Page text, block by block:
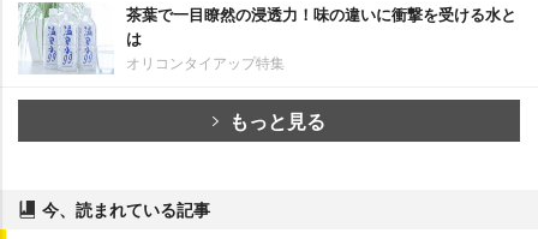
茶葉で一目瞭然の浸透力！味の違いに衝撃を受ける水と
は
オリコンタイアップ特集
もっと見る
今、読まれている記事